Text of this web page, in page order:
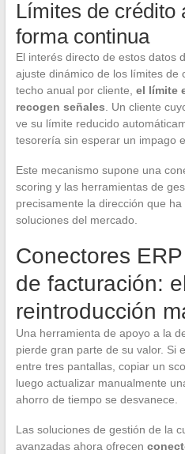
Límites de crédito
forma continua
El interés directo de estos datos
ajuste dinámico de los límites de
techo anual por cliente, el límite
recogen señales . Un cliente
ve su límite reducido
tesorería sin esperar un impago
Este mecanismo supone una
scoring y las herramientas de
precisamente la dirección que
soluciones del mercado.
Conectores
de facturación:
reintroducción
Una herramienta de apoyo a la
pierde gran parte de su valor. Si
entre tres pantallas, copiar un
luego actualizar manualmente
ahorro de tiempo se desvanece.
Las soluciones de gestión de la
avanzadas ahora ofrecen